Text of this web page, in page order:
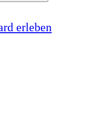
erleben